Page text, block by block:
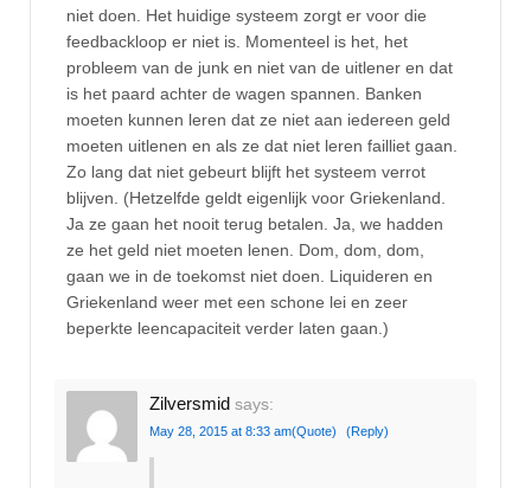
niet doen. Het huidige systeem zorgt er voor die
feedbackloop er niet is. Momenteel is het, het
probleem van de junk en niet van de uitlener en dat
is het paard achter de wagen spannen. Banken
moeten kunnen leren dat ze niet aan iedereen geld
moeten uitlenen en als ze dat niet leren failliet gaan.
Zo lang dat niet gebeurt blijft het systeem verrot
blijven. (Hetzelfde geldt eigenlijk voor Griekenland.
Ja ze gaan het nooit terug betalen. Ja, we hadden
ze het geld niet moeten lenen. Dom, dom, dom,
gaan we in de toekomst niet doen. Liquideren en
Griekenland weer met een schone lei en zeer
beperkte leencapaciteit verder laten gaan.)
Zilversmid says:
May 28, 2015 at 8:33 am(Quote) (Reply)